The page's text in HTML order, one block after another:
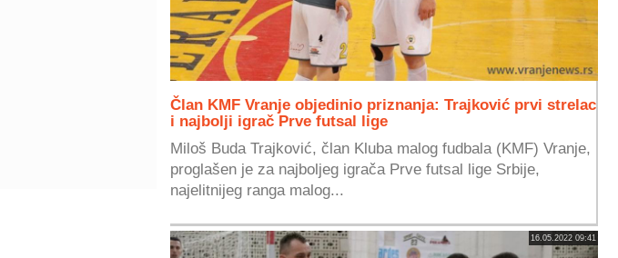
Član KMF Vranje objedinio priznanja: Trajković prvi strelac
i najbolji igrač Prve futsal lige
Miloš Buda Trajković, član Kluba malog fudbala (KMF) Vranje,
proglašen je za najboljeg igrača Prve futsal lige Srbije,
najelitnijeg ranga malog...
16.05.2022 09:41